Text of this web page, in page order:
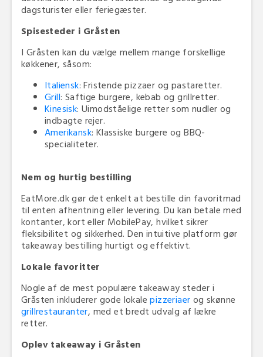
dagsturister eller feriegæster.
Spisesteder i Gråsten
I Gråsten kan du vælge mellem mange forskellige
køkkener, såsom:
Italiensk: Fristende pizzaer og pastaretter.
Grill: Saftige burgere, kebab og grillretter.
Kinesisk: Uimodståelige retter som nudler og
indbagte rejer.
Amerikansk: Klassiske burgere og BBQ-
specialiteter.
Nem og hurtig bestilling
EatMore.dk gør det enkelt at bestille din favoritmad
til enten afhentning eller levering. Du kan betale med
kontanter, kort eller MobilePay, hvilket sikrer
fleksibilitet og sikkerhed. Den intuitive platform gør
takeaway bestilling hurtigt og effektivt.
Lokale favoritter
Nogle af de mest populære takeaway steder i
Gråsten inkluderer gode lokalepizzeriaer og skønne
grillrestauranter, med et bredt udvalg af lækre
retter.
Oplev takeaway i Gråsten